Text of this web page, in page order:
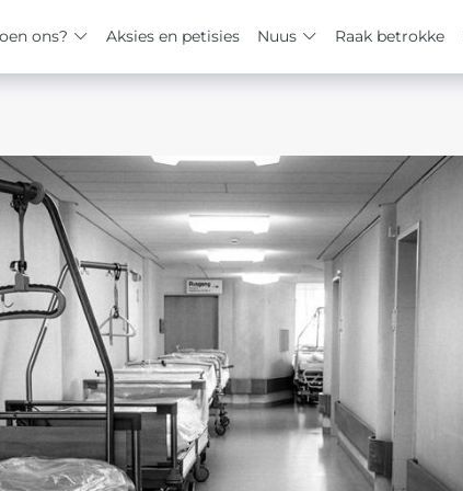
ons? Aksies en petisies Nuus Raak betrokke